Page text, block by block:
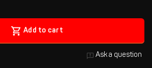
Add to cart
Ask a question